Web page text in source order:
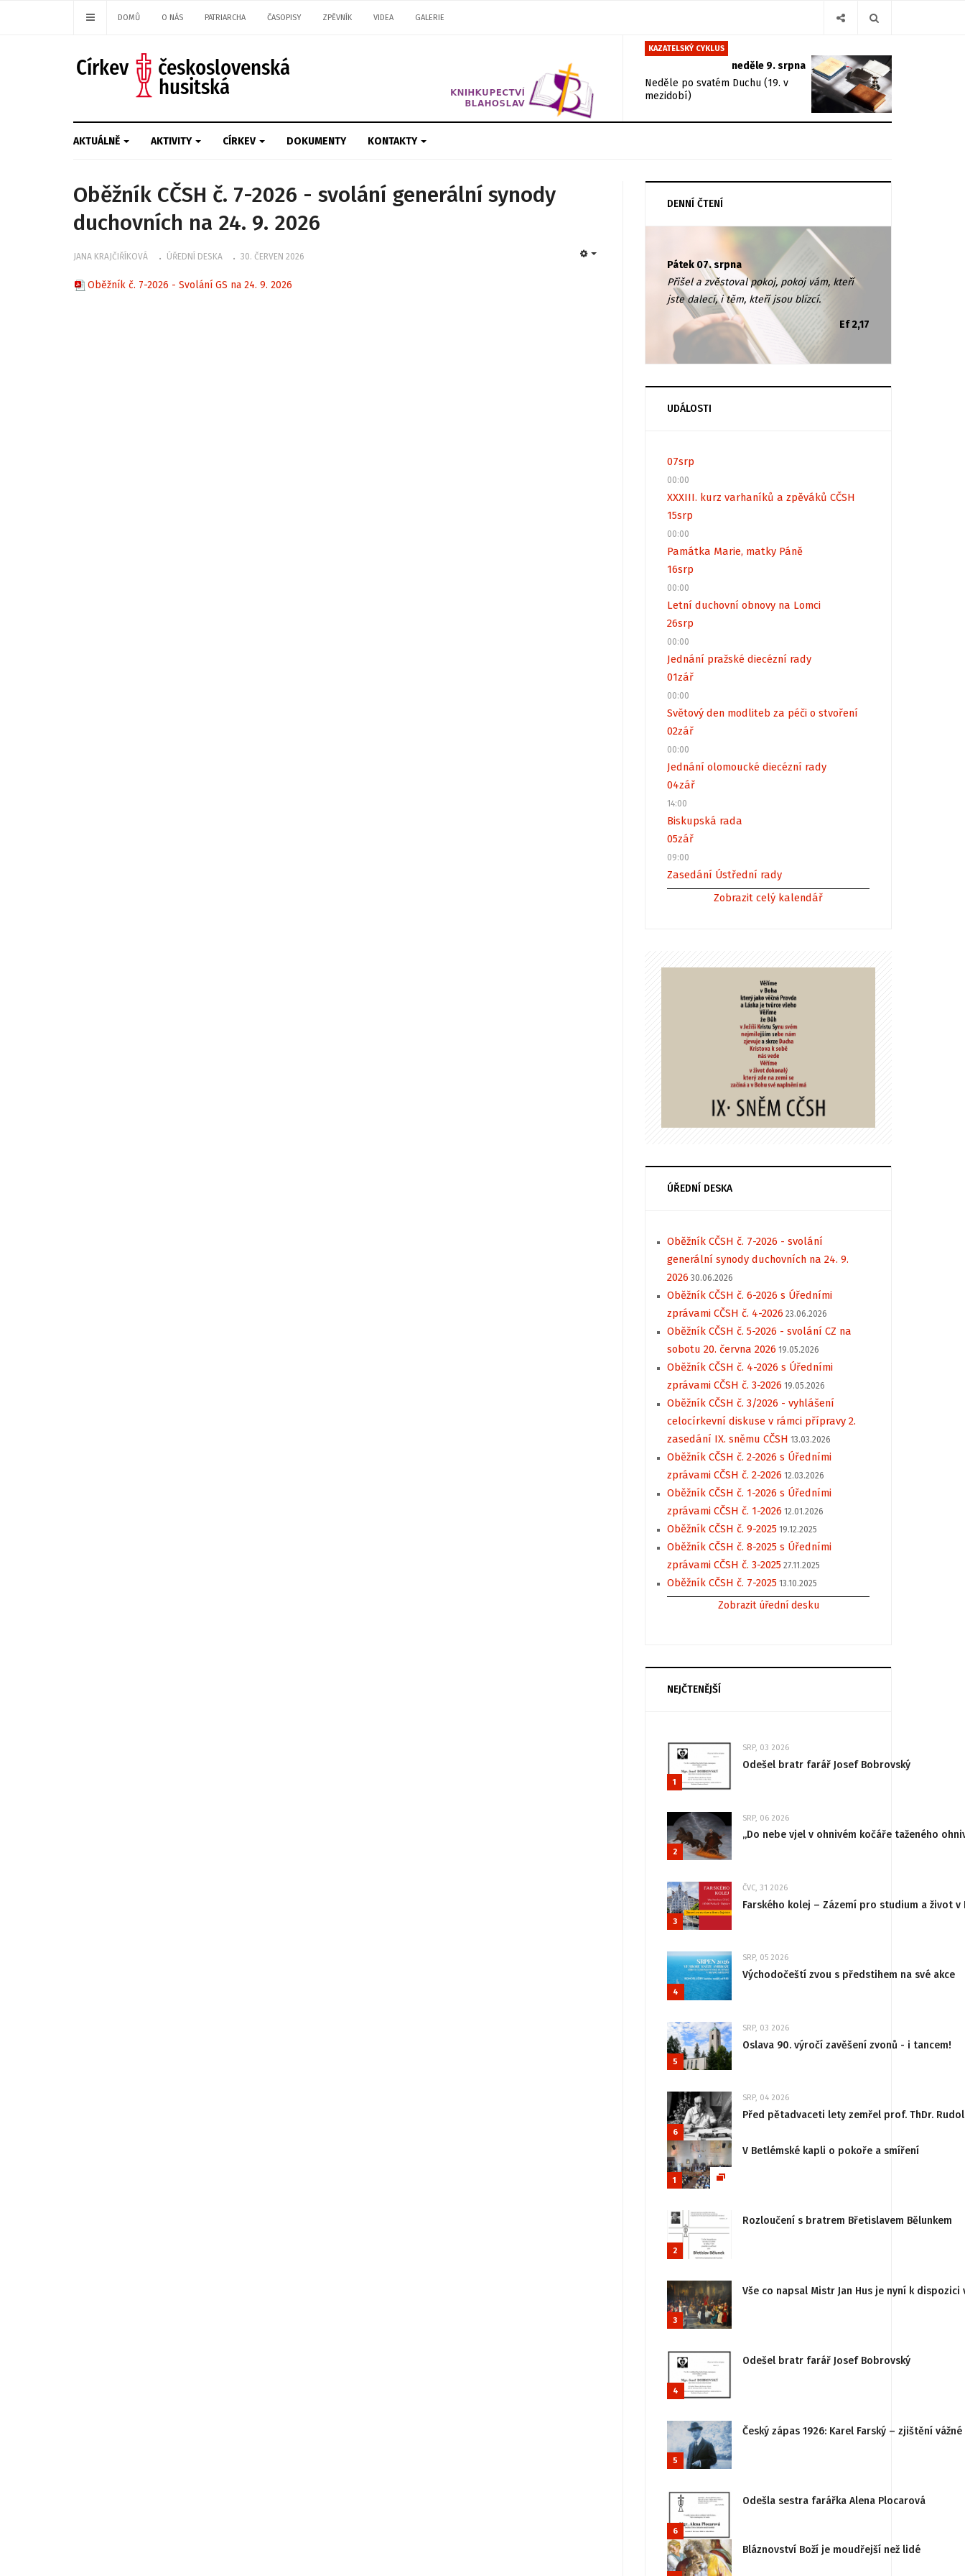
DOMŮ O NÁS PATRIARCHA ČASOPISY ZPĚVNÍK VIDEA GALERIE
KAZATELSKÝ CYKLUS
neděle 9. srpna
Neděle po svatém Duchu (19. v
mezidobí)
AKTUÁLNĚ AKTIVITY CÍRKEV DOKUMENTY KONTAKTY
Oběžník CČSH č. 7-2026 - svolání generální synody
duchovních na 24. 9. 2026
JANA KRAJČIŘÍKOVÁ ÚŘEDNÍ DESKA 30. ČERVEN 2026
Oběžník č. 7-2026 - Svolání GS na 24. 9. 2026
DENNÍ ČTENÍ
Pátek 07. srpna
Přišel a zvěstoval pokoj, pokoj vám, kteří
jste dalecí, i těm, kteří jsou blízcí.
Ef 2,17
UDÁLOSTI
07srp
00:00
XXXIII. kurz varhaníků a zpěváků CČSH
15srp
00:00
Památka Marie, matky Páně
16srp
00:00
Letní duchovní obnovy na Lomci
26srp
00:00
Jednání pražské diecézní rady
01zář
00:00
Světový den modliteb za péči o stvoření
02zář
00:00
Jednání olomoucké diecézní rady
04zář
14:00
Biskupská rada
05zář
09:00
Zasedání Ústřední rady
Zobrazit celý kalendář
ÚŘEDNÍ DESKA
Oběžník CČSH č. 7-2026 - svolání
generální synody duchovních na 24. 9.
2026 30.06.2026
Oběžník CČSH č. 6-2026 s Úředními
zprávami CČSH č. 4-2026 23.06.2026
Oběžník CČSH č. 5-2026 - svolání CZ na
sobotu 20. června 2026 19.05.2026
Oběžník CČSH č. 4-2026 s Úředními
zprávami CČSH č. 3-2026 19.05.2026
Oběžník CČSH č. 3/2026 - vyhlášení
celocírkevní diskuse v rámci přípravy 2.
zasedání IX. sněmu CČSH 13.03.2026
Oběžník CČSH č. 2-2026 s Úředními
zprávami CČSH č. 2-2026 12.03.2026
Oběžník CČSH č. 1-2026 s Úředními
zprávami CČSH č. 1-2026 12.01.2026
Oběžník CČSH č. 9-2025 19.12.2025
Oběžník CČSH č. 8-2025 s Úředními
zprávami CČSH č. 3-2025 27.11.2025
Oběžník CČSH č. 7-2025 13.10.2025
Zobrazit úřední desku
NEJČTENĚJŠÍ
1
SRP, 03 2026
Odešel bratr farář Josef Bobrovský
2
SRP, 06 2026
„Do nebe vjel v ohnivém kočáře taženého
3
ČVC, 31 2026
Farského kolej – Zázemí pro studium a život v
4
SRP, 05 2026
Východočeští zvou s předstihem na své akce
5
SRP, 03 2026
Oslava 90. výročí zavěšení zvonů - i tancem!
6
SRP, 04 2026
Před pětadvaceti lety zemřel prof. ThDr.
1
V Betlémské kapli o pokoře a smíření
2
Rozloučení s bratrem Břetislavem Bělunkem
3
Vše co napsal Mistr Jan Hus je nyní k
4
Odešel bratr farář Josef Bobrovský
5
Český zápas 1926: Karel Farský – zjištění
6
Odešla sestra farářka Alena Plocarová
Bláznovství Boží je moudřejší než lidé